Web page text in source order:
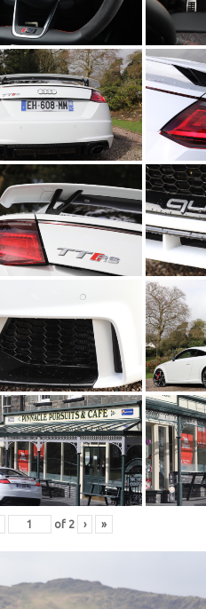
of 2 › »